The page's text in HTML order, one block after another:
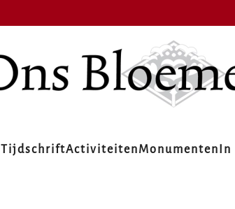
TijdschriftActiviteitenMonumenten